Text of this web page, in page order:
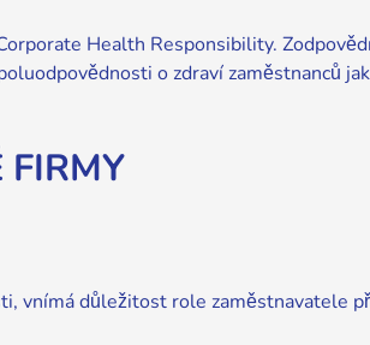
Health Responsibility.
o zdraví zaměstnanců
vnímá důležitost role zaměstnavatele